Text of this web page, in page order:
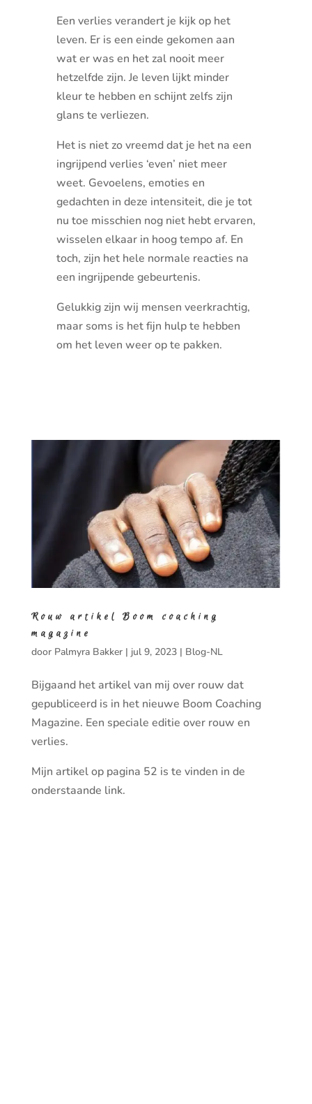
Een verlies verandert je kijk op het
leven. Er is een einde gekomen aan
wat er was en het zal nooit meer
hetzelfde zijn. Je leven lijkt minder
kleur te hebben en schijnt zelfs zijn
glans te verliezen.
Het is niet zo vreemd dat je het na een
ingrijpend verlies ‘even’ niet meer
weet. Gevoelens, emoties en
gedachten in deze intensiteit, die je tot
nu toe misschien nog niet hebt ervaren,
wisselen elkaar in hoog tempo af. En
toch, zijn het hele normale reacties na
een ingrijpende gebeurtenis.
Gelukkig zijn wij mensen veerkrachtig,
maar soms is het fijn hulp te hebben
om het leven weer op te pakken.
Rouw artikel Boom coaching
magazine
door Palmyra Bakker| jul 9, 2023| Blog-NL
Bijgaand het artikel van mij over rouw dat
gepubliceerd is in het nieuwe Boom Coaching
Magazine. Een speciale editie over rouw en
verlies.
Mijn artikel op pagina 52 is te vinden in de
onderstaande link.